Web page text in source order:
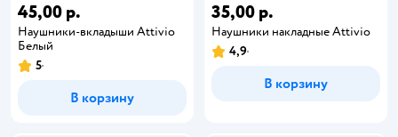
45,00 р.
Наушники-вкладыши Attivio
Белый
5
В корзину
35,00 р.
Наушники накладные Attivio
4,9
В корзину